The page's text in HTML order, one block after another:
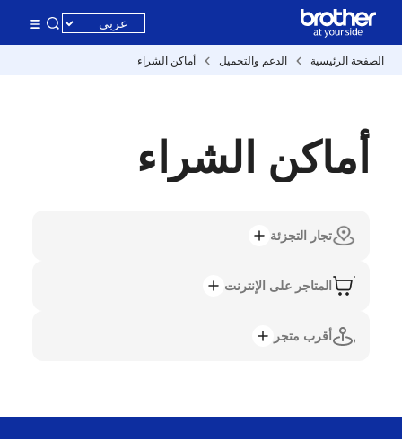
الصفحة الرئيسية الدعم والتحميل أماكن الشراء
أماكن الشراء
تجار التجزئة
المتاجر على الإنترنت
أقرب متجر